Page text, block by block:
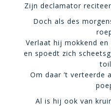
Zijn declamator
Doch als des
Verlaat hij mokkend
en spoedt zich
Om daar ’t verteerde
Al is hij ook van